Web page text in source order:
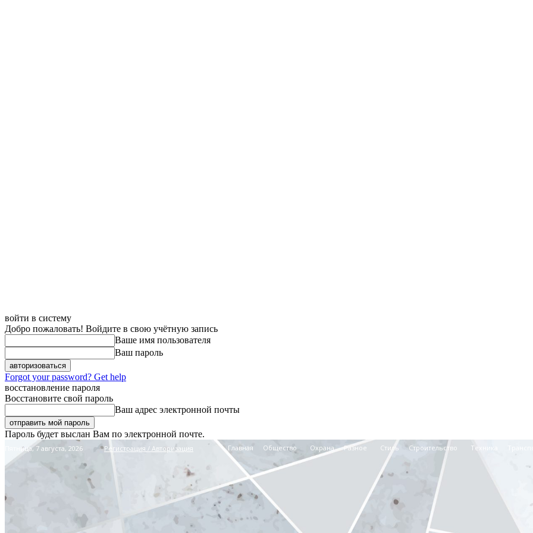
войти в систему
Добро пожаловать! Войдите в свою учётную запись
Ваше имя пользователя
Ваш пароль
Forgot your password? Get help
восстановление пароля
Восстановите свой пароль
Ваш адрес электронной почты
Пароль будет выслан Вам по электронной почте.
Пятница, 7 августа, 2026 Регистрация / Авторизация Главная Общество Охрана Разное Стиль Строительство Техника